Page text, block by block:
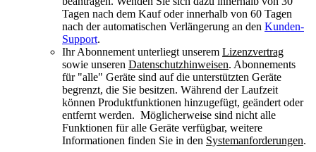
Tagen nach dem Kauf oder innerhalb von 60 Tagen
nach der automatischen Verlängerung an den Kunden-
Support.
Ihr Abonnement unterliegt unserem Lizenzvertrag
sowie unseren Datenschutzhinweisen. Abonnements
für "alle" Geräte sind auf die unterstützten Geräte
begrenzt, die Sie besitzen. Während der Laufzeit
können Produktfunktionen hinzugefügt, geändert oder
entfernt werden. Möglicherweise sind nicht alle
Funktionen für alle Geräte verfügbar, weitere
Informationen finden Sie in den Systemanforderungen.